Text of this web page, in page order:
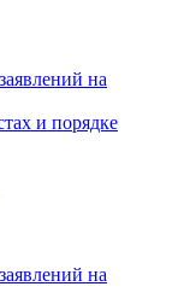
на
и порядке
на